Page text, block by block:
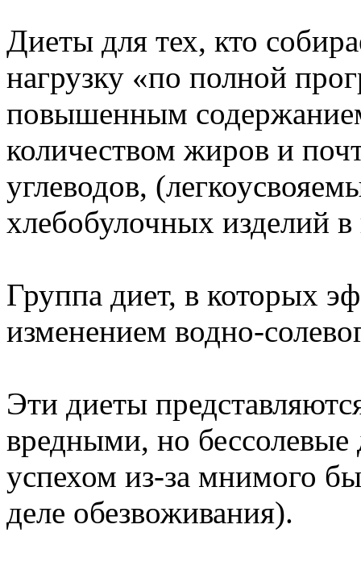
Диеты для тех, кто
нагрузку «по полной
повышенным
количеством жиров и
углеводов,
хлебобулочных изделий
Группа диет, в которых
изменением водно-
Эти диеты
вредными, но
успехом из-за мнимого
деле обезвоживания).